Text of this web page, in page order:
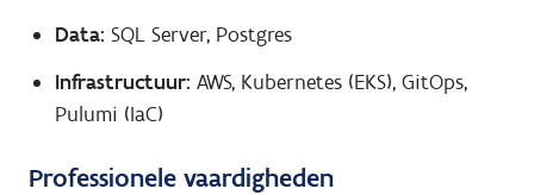
Data: SQL Server, Postgres
Infrastructuur: AWS, Kubernetes (EKS), GitOps,
Pulumi (IaC)
Professionele vaardigheden